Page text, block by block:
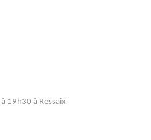
19h30 à Ressaix